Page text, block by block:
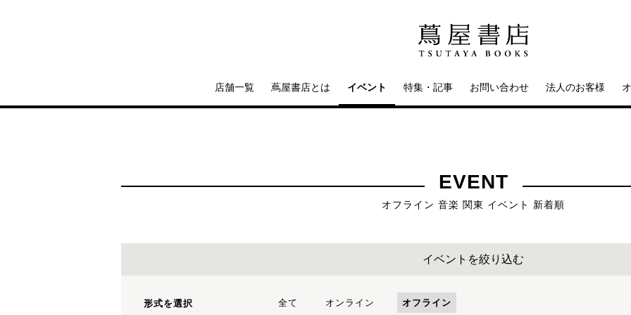
店舗一覧 蔦屋書店とは イベント 特集・記事 お問い合わせ 法人のお客様
EVENT
オフライン 音楽 関東 イベント 新着順
イベントを絞り込む
形式を選択 全て オンライン オフライン